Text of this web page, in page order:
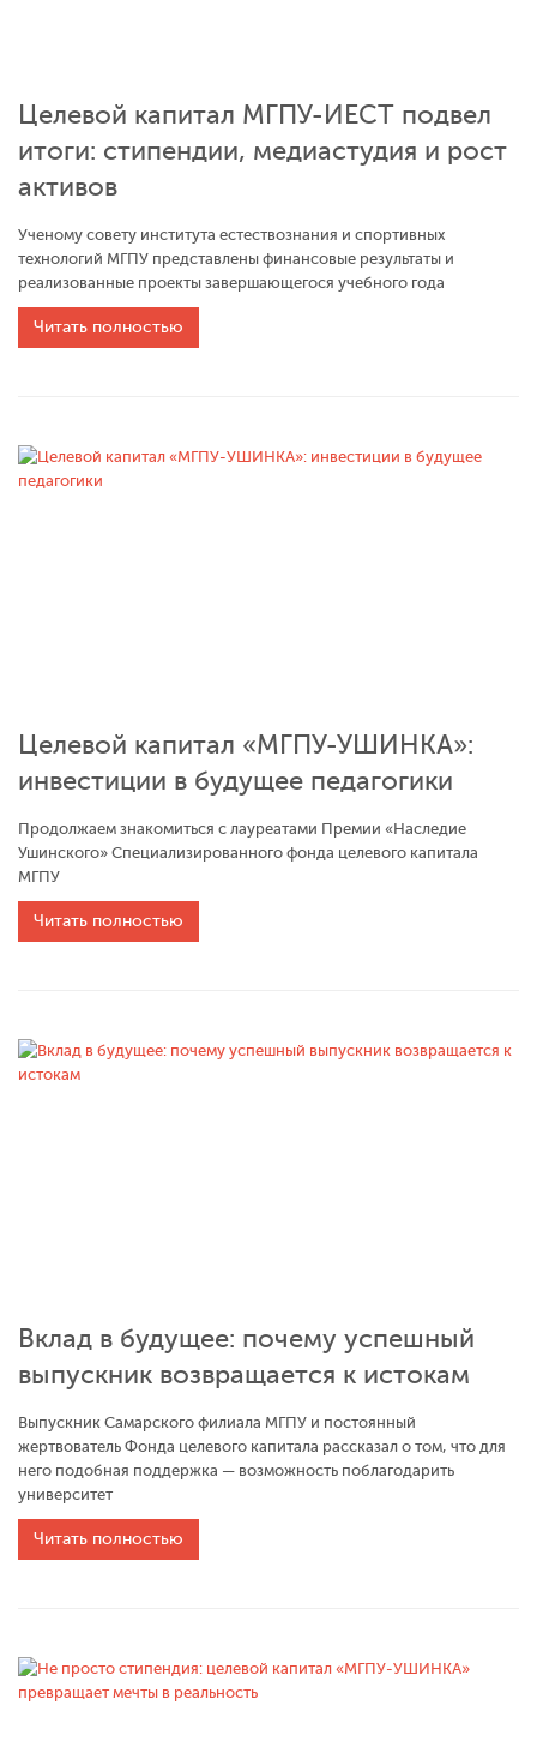
Целевой капитал МГПУ-ИЕСТ подвел
итоги: стипендии, медиастудия и рост
активов
Ученому совету института естествознания и спортивных
технологий МГПУ представлены финансовые результаты и
реализованные проекты завершающегося учебного года
Читать полностью
Целевой капитал «МГПУ-УШИНКА»:
инвестиции в будущее педагогики
Продолжаем знакомиться с лауреатами Премии «Наследие
Ушинского» Специализированного фонда целевого капитала
МГПУ
Читать полностью
Вклад в будущее: почему успешный
выпускник возвращается к истокам
Выпускник Самарского филиала МГПУ и постоянный
жертвователь Фонда целевого капитала рассказал о том, что для
него подобная поддержка — возможность поблагодарить
университет
Читать полностью